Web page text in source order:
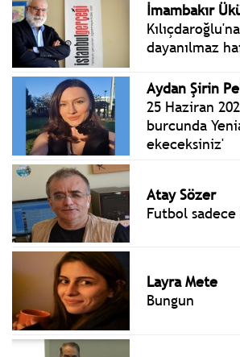
İmambakır
dayanılmaz
Aydan Şirin
25 Haziran
burcunda
ekeceksiniz'
Atay Sözer
Futbol
Layra Mete
Bungun